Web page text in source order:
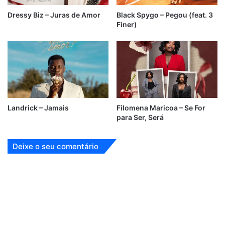
Dressy Biz – Juras de Amor
Black Spygo – Pegou (feat. 3
Finer)
Landrick – Jamais
Filomena Maricoa – Se For
para Ser, Será
Deixe o seu comentário